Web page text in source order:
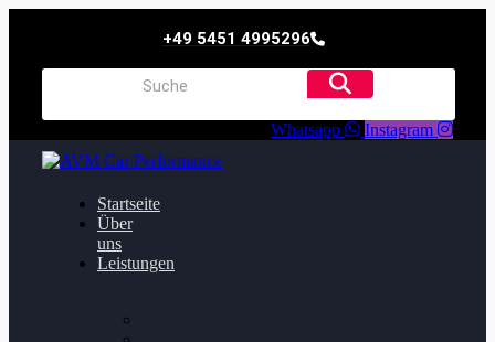
+49 5451 4995296
Whatsapp Instagram
Startseite
Über
uns
Leistungen